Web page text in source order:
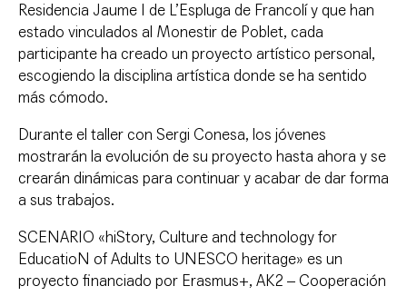
Residencia Jaume I de L’Espluga de Francolí y que han
estado vinculados al Monestir de Poblet, cada
participante ha creado un proyecto artístico personal,
escogiendo la disciplina artística donde se ha sentido
más cómodo.
Durante el taller con Sergi Conesa, los jóvenes
mostrarán la evolución de su proyecto hasta ahora y se
crearán dinámicas para continuar y acabar de dar forma
a sus trabajos.
SCENARIO «hiStory, Culture and technology for
EducatioN of Adults to UNESCO heritage» es un
proyecto financiado por Erasmus+, AK2 – Cooperación